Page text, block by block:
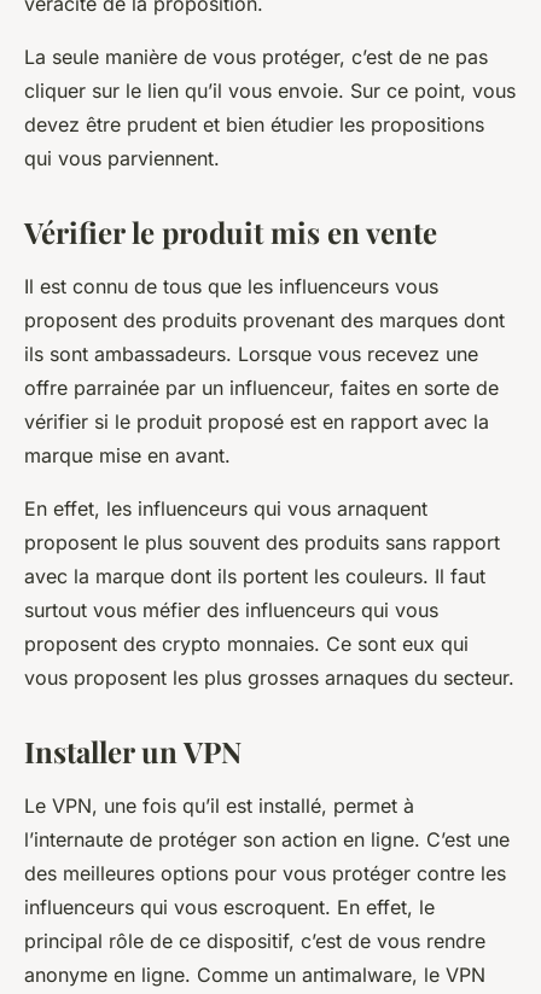
La seule manière de vous protéger, c’est de ne pas
cliquer sur le lien qu’il vous envoie. Sur ce point, vous
devez être prudent et bien étudier les propositions
qui vous parviennent.
Vérifier le produit mis en vente
Il est connu de tous que les influenceurs vous
proposent des produits provenant des marques dont
ils sont ambassadeurs. Lorsque vous recevez une
offre parrainée par un influenceur, faites en sorte de
vérifier si le produit proposé est en rapport avec la
marque mise en avant.
En effet, les influenceurs qui vous arnaquent
proposent le plus souvent des produits sans rapport
avec la marque dont ils portent les couleurs. Il faut
surtout vous méfier des influenceurs qui vous
proposent des crypto monnaies. Ce sont eux qui
vous proposent les plus grosses arnaques du secteur.
Installer un VPN
Le VPN, une fois qu’il est installé, permet à
l’internaute de protéger son action en ligne. C’est une
des meilleures options pour vous protéger contre les
influenceurs qui vous escroquent. En effet, le
principal rôle de ce dispositif, c’est de vous rendre
anonyme en ligne. Comme un antimalware, le VPN